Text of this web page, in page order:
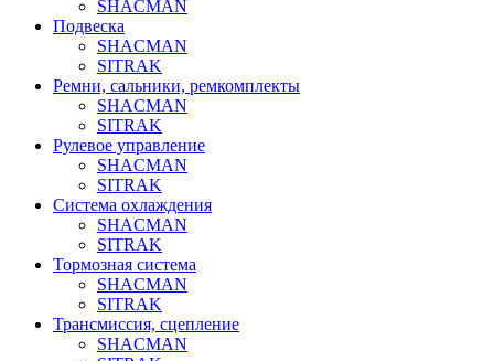
SHACMAN
Подвеска
SHACMAN
SITRAK
Ремни, сальники, ремкомплекты
SHACMAN
SITRAK
Рулевое управление
SHACMAN
SITRAK
Система охлаждения
SHACMAN
SITRAK
Тормозная система
SHACMAN
SITRAK
Трансмиссия, сцепление
SHACMAN